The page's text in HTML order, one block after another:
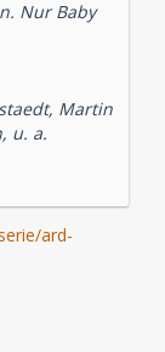
Nur Baby
Martin
u. a.
ard-